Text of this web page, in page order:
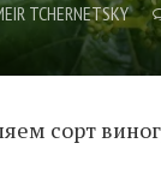
TCHERNETSKY
сорт